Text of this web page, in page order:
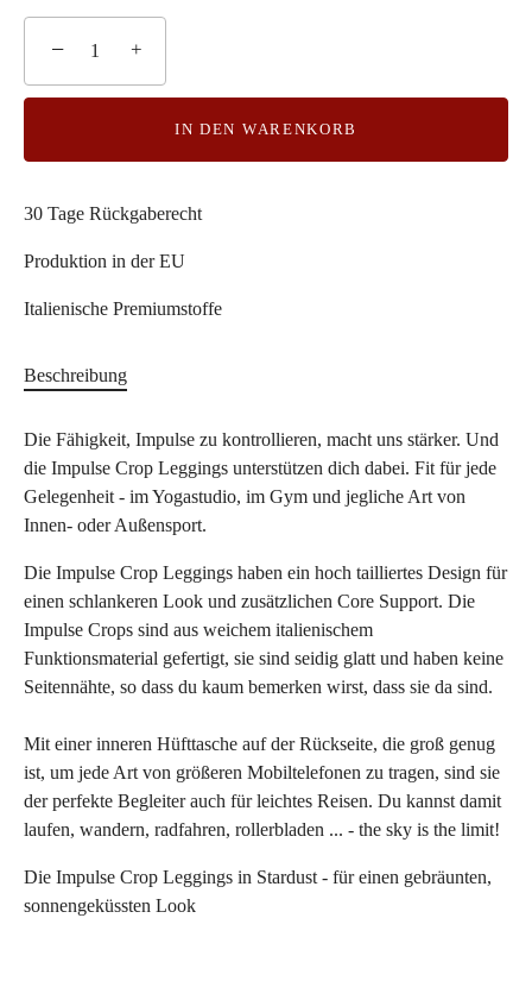
− +
IN DEN WARENKORB
30 Tage Rückgaberecht
Produktion in der EU
Italienische Premiumstoffe
Beschreibung
Die Fähigkeit, Impulse zu kontrollieren, macht uns stärker. Und
die Impulse Crop Leggings unterstützen dich dabei. Fit für jede
Gelegenheit - im Yogastudio, im Gym und jegliche Art von
Innen- oder Außensport.
Die Impulse Crop Leggings haben ein hoch tailliertes Design für
einen schlankeren Look und zusätzlichen Core Support. Die
Impulse Crops sind aus weichem italienischem
Funktionsmaterial gefertigt, sie sind seidig glatt und haben keine
Seitennähte, so dass du kaum bemerken wirst, dass sie da sind.
Mit einer inneren Hüfttasche auf der Rückseite, die groß genug
ist, um jede Art von größeren Mobiltelefonen zu tragen, sind sie
der perfekte Begleiter auch für leichtes Reisen. Du kannst damit
laufen, wandern, radfahren, rollerbladen ... - the sky is the limit!
Die Impulse Crop Leggings in Stardust - für einen gebräunten,
sonnengeküssten Look